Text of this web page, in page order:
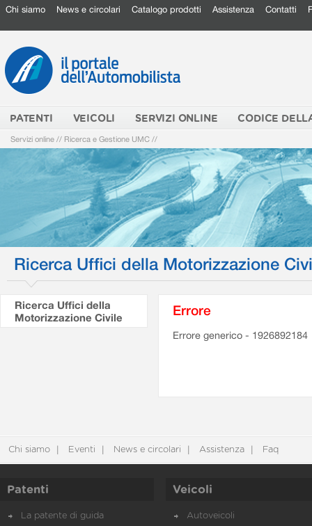
Chi siamo News e circolari Catalogo prodotti Assistenza Contatti
PATENTI VEICOLI SERVIZI ONLINE CODICE
Servizi online // Ricerca e Gestione UMC //
Ricerca Uffici della Motorizzazione
Ricerca Uffici della
Motorizzazione Civile
Errore
Errore generico - 1926892184
Chi siamo Eventi News e circolari Assistenza Faq
Patenti
La patente di guida
Veicoli
Autoveicoli